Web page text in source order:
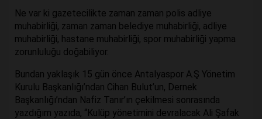
Ne var ki gazetecilikte zaman zaman polis adliye
muhabirliği, zaman zaman belediye muhabirliği, adliye
muhabirliği, hastane muhabirliği, spor muhabirliği yapma
zorunluluğu doğabiliyor.
Bundan yaklaşık 15 gün önce Antalyaspor A.Ş Yönetim
Kurulu Başkanlığı’ndan Cihan Bulut’un, Dernek
Başkanlığı’ndan Nafiz Tanır’ın çekilmesi sonrasında
yazdığım yazıda, “Kulüp yönetimini devralacak Ali Şafak